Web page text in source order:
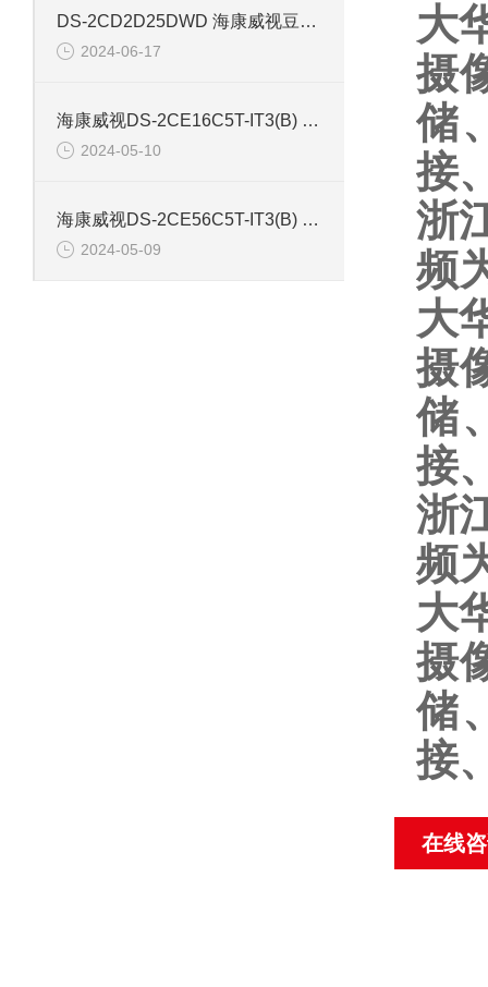
DS-2CD2D25DWD 海康威视豆干型小孔摄像机
2024-06-17
海康威视DS-2CE16C5T-IT3(B) 130万红外防水同轴摄像机
2024-05-10
海康威视DS-2CE56C5T-IT3(B) 130万像素红外半球摄像机
2024-05-09
大
摄
储
接
浙
频
大
摄
储
接
浙
频
大
摄
储
接
在线